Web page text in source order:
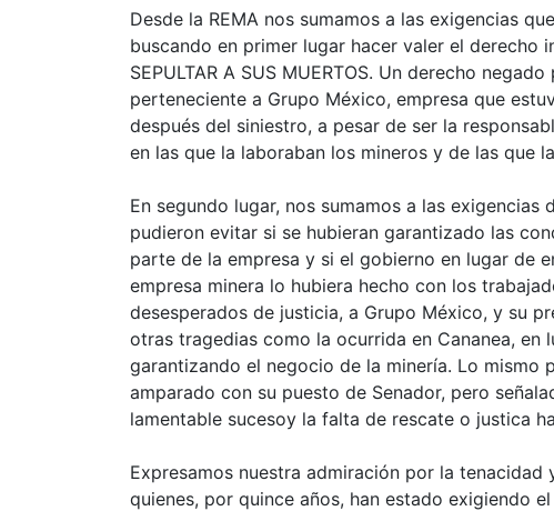
Desde la REMA nos sumamos a las exigencias
buscando en primer lugar hacer valer el derecho
SEPULTAR A SUS MUERTOS. Un derecho
perteneciente a Grupo México, empresa que
después del siniestro, a pesar de ser la
en las que la laboraban los mineros y de las que
En segundo lugar, nos sumamos a las exigencias
pudieron evitar si se hubieran garantizado las
parte de la empresa y si el gobierno en lugar de
empresa minera lo hubiera hecho con los
desesperados de justicia, a Grupo México, y su
otras tragedias como la ocurrida en Cananea, en
garantizando el negocio de la minería. Lo mismo
amparado con su puesto de Senador, pero
lamentable sucesoy la falta de rescate o justica
Expresamos nuestra admiración por la
quienes, por quince años, han estado exigiendo